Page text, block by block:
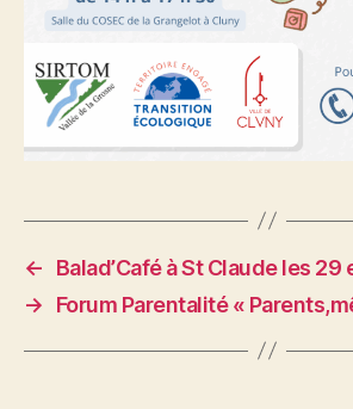
←
Balad’Café à St Claude les 29
→
Forum Parentalité «